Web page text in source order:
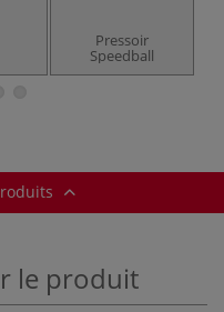
Pressoir
Speedball
le produit